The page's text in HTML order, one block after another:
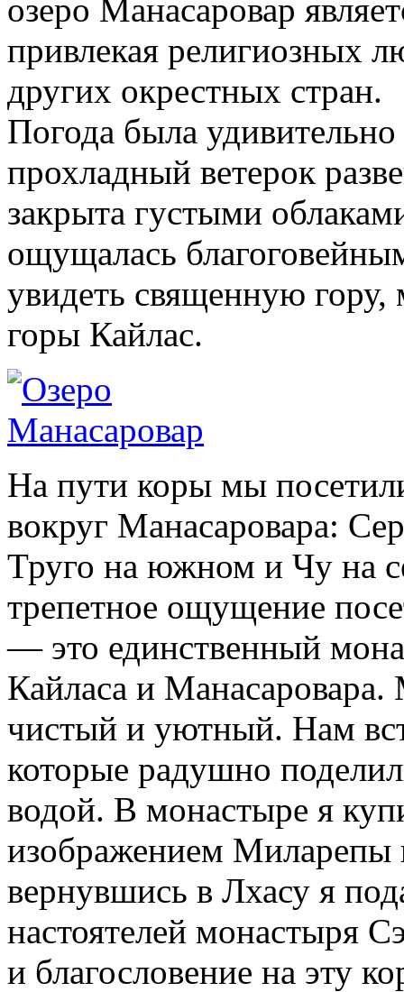
озеро Манасаровар
привлекая религиозных
других окрестных стран.
Погода была
прохладный ветерок
закрыта густыми
ощущалась
увидеть священную
горы Кайлас.
На пути коры мы
вокруг Манасаровара:
Труго на южном и Чу на
трепетное ощущение
— это единственный
Кайласа и
чистый и уютный. Нам
которые радушно
водой. В монастыре я
изображением Миларепы
вернувшись в Лхасу я
настоятелей монастыря
и благословение на эту